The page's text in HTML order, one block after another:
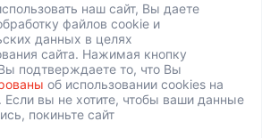
наш сайт, Вы даете
файлов cookie и
данных в целях
сайта. Нажимая кнопку
подтверждаете то, что Вы
об использовании cookies на
Если вы не хотите, чтобы ваши данные
покиньте сайт